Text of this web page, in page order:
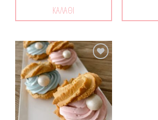
ΚΑΛΆΘΙ
Προσθήκη
στα
Αγαπημένα!